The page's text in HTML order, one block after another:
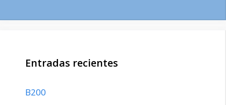
Entradas recientes
B200